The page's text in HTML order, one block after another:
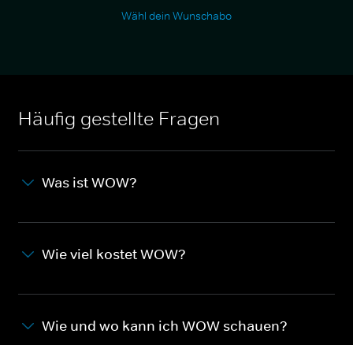
Wähl dein Wunschabo
Häufig gestellte Fragen
Was ist WOW?
Wie viel kostet WOW?
Wie und wo kann ich WOW schauen?